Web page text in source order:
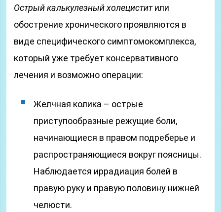
Острый калькулезный холециститили
обострение хронического проявляются в
виде специфического симптомокомплекса,
который уже требует консервативного
лечения и возможно операции:
Желчная колика – острые
приступообразные режущие боли,
начинающиеся в правом подреберье и
распространяющиеся вокруг поясницы.
Наблюдается иррадиация болей в
правую руку и правую половину нижней
челюсти.